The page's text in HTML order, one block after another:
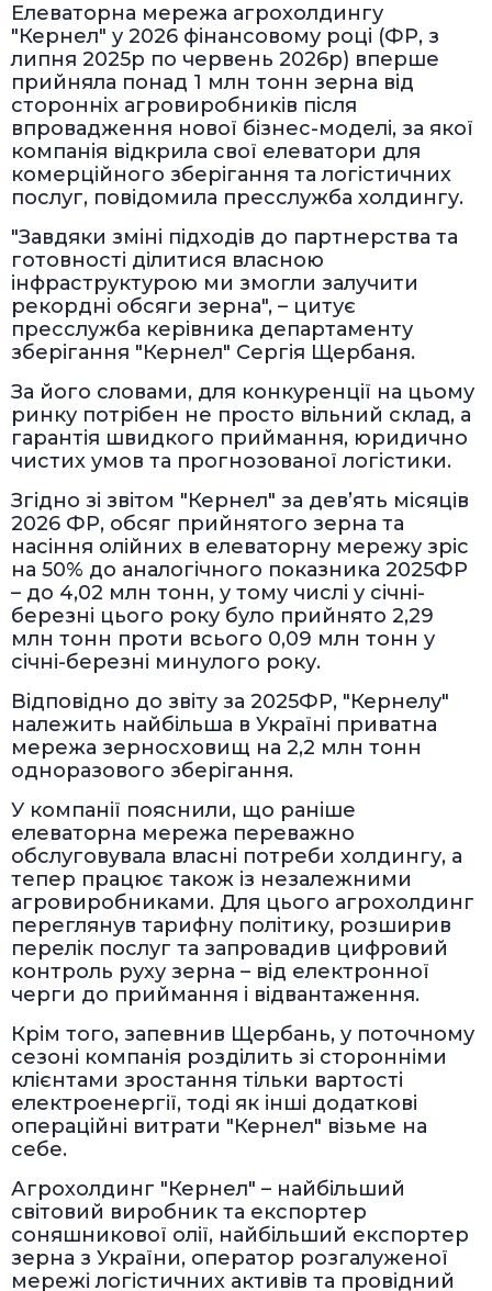
Елеваторна мережа агрохолдингу
"Кернел" у 2026 фінансовому році (ФР, з
липня 2025р по червень 2026р) вперше
прийняла понад 1 млн тонн зерна від
сторонніх агровиробників після
впровадження нової бізнес-моделі, за якої
компанія відкрила свої елеватори для
комерційного зберігання та логістичних
послуг, повідомила пресслужба холдингу.
"Завдяки зміні підходів до партнерства та
готовності ділитися власною
інфраструктурою ми змогли залучити
рекордні обсяги зерна", – цитує
пресслужба керівника департаменту
зберігання "Кернел" Сергія Щербаня.
За його словами, для конкуренції на цьому
ринку потрібен не просто вільний склад, а
гарантія швидкого приймання, юридично
чистих умов та прогнозованої логістики.
Згідно зі звітом "Кернел" за дев’ять місяців
2026 ФР, обсяг прийнятого зерна та
насіння олійних в елеваторну мережу зріс
на 50% до аналогічного показника 2025ФР
– до 4,02 млн тонн, у тому числі у січні-
березні цього року було прийнято 2,29
млн тонн проти всього 0,09 млн тонн у
січні-березні минулого року.
Відповідно до звіту за 2025ФР, "Кернелу"
належить найбільша в Україні приватна
мережа зерносховищ на 2,2 млн тонн
одноразового зберігання.
У компанії пояснили, що раніше
елеваторна мережа переважно
обслуговувала власні потреби холдингу, а
тепер працює також із незалежними
агровиробниками. Для цього агрохолдинг
переглянув тарифну політику, розширив
перелік послуг та запровадив цифровий
контроль руху зерна – від електронної
черги до приймання і відвантаження.
Крім того, запевнив Щербань, у поточному
сезоні компанія розділить зі сторонніми
клієнтами зростання тільки вартості
електроенергії, тоді як інші додаткові
операційні витрати "Кернел" візьме на
себе.
Агрохолдинг "Кернел" – найбільший
світовий виробник та експортер
соняшникової олії, найбільший експортер
зерна з України, оператор розгалуженої
мережі логістичних активів та провідний